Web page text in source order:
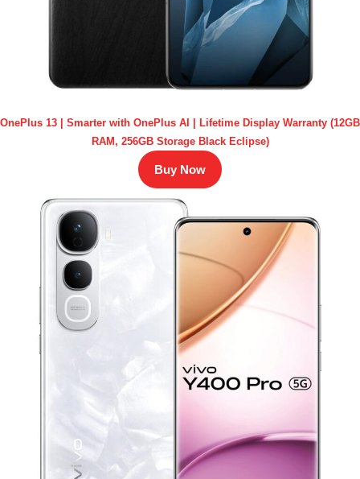
OnePlus 13 | Smarter with OnePlus AI | Lifetime Display Warranty (12GB
RAM, 256GB Storage Black Eclipse)
Buy Now